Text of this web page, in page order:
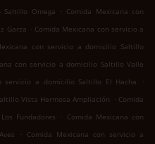
Saltillo Omega
. Comida Mexicana con
Garza . Comida Mexicana con servicio a
con servicio a domicilio Saltillo
con servicio a domicilio Saltillo Valle
servicio a domicilio Saltillo El Hacha
.
Vista Hermosa Ampliación . Comida
Fundadores
. Comida Mexicana con
. Comida Mexicana con servicio a